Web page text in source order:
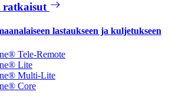
ratkaisut
lastaukseen ja kuljetukseen
Tele-Remote
Lite
Multi-Lite
Core